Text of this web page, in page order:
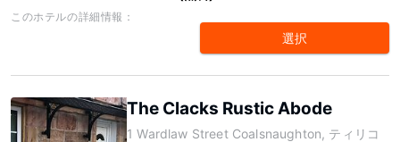
このホテルの詳細情報：
選択
The Clacks Rustic Abode
1 Wardlaw Street Coalsnaughton, ティリコ